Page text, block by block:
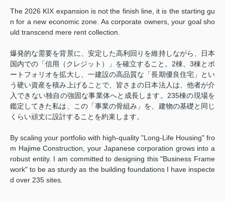
The 2026 KIX expansion is not the finish line, it is the starting gu
n for a new economic zone. As corporate owners, your goal sho
uld transcend mere rent collection.
爆発的な需要を背景に、安定した高利回りを維持しながら、日本
国内での「信用（クレジット）」を確立すること。2棟、3棟とポ
ートフォリオを拡大し、一建設の高品質な「長期優良住宅」とい
う硬い資産を積み上げることで、皆さまの日本法人は、他者が介
入できない独自の強固な事業体へと成長します。235棟の現場を
鑑定してきた私は、この「事業の骨組み」を、建物の基礎と同じ
くらい頑丈に設計することを約束します。
By scaling your portfolio with high-quality "Long-Life Housing" fro
m Hajime Construction, your Japanese corporation grows into a
robust entity. I am committed to designing this "Business Frame
work" to be as sturdy as the building foundations I have inspecte
d over 235 sites.